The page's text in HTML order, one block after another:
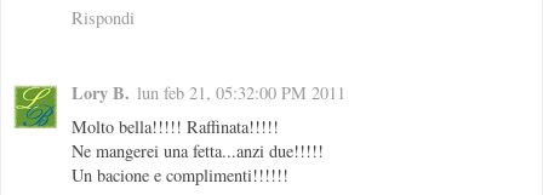
Rispondi
Lory B. lun feb 21, 05:32:00 PM 2011
Molto bella!!!!! Raffinata!!!!!
Ne mangerei una fetta...anzi due!!!!!
Un bacione e complimenti!!!!!!